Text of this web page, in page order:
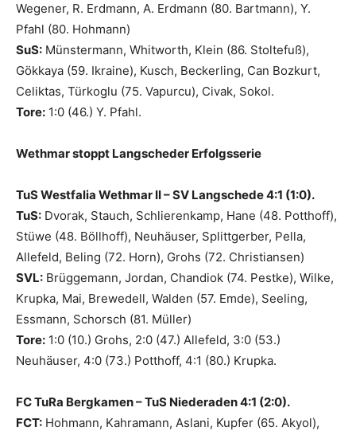
Wegener, R. Erdmann, A. Erdmann (80. Bartmann), Y.
Pfahl (80. Hohmann)
SuS: Münstermann, Whitworth, Klein (86. Stoltefuß),
Gökkaya (59. Ikraine), Kusch, Beckerling, Can Bozkurt,
Celiktas, Türkoglu (75. Vapurcu), Civak, Sokol.
Tore: 1:0 (46.) Y. Pfahl.
Wethmar stoppt Langscheder Erfolgsserie
TuS Westfalia Wethmar II – SV Langschede 4:1 (1:0).
TuS: Dvorak, Stauch, Schlierenkamp, Hane (48. Potthoff),
Stüwe (48. Böllhoff), Neuhäuser, Splittgerber, Pella,
Allefeld, Beling (72. Horn), Grohs (72. Christiansen)
SVL: Brüggemann, Jordan, Chandiok (74. Pestke), Wilke,
Krupka, Mai, Brewedell, Walden (57. Emde), Seeling,
Essmann, Schorsch (81. Müller)
Tore: 1:0 (10.) Grohs, 2:0 (47.) Allefeld, 3:0 (53.)
Neuhäuser, 4:0 (73.) Potthoff, 4:1 (80.) Krupka.
FC TuRa Bergkamen – TuS Niederaden 4:1 (2:0).
FCT: Hohmann, Kahramann, Aslani, Kupfer (65. Akyol),